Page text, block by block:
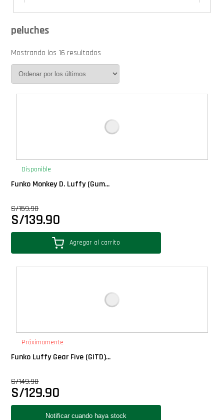
Calendario de Adviento
Cover Pop!
Exclusivos
Gift Cards
Llaveros Pop
Moments
Plush
Pop Nook (Rincon)
Pop Regular
peluches
Mostrando los 16 resultados
Disponible
Funko Monkey D. Luffy (Gum...
S/159.90
S/139.90
Agregar al carrito
Próximamente
Funko Luffy Gear Five (GITD)...
S/149.90
S/129.90